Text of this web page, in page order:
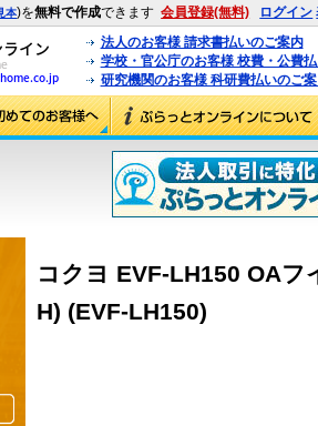
本)を無料で作成できます 会員登録(無料) ログイン
法人のお客様 請求書払いのご案内
学校・官公庁のお客様 校費・公費
研究機関のお客様 科研費払いのご
コクヨ EVF-LH150 OA
H) (EVF-LH150)